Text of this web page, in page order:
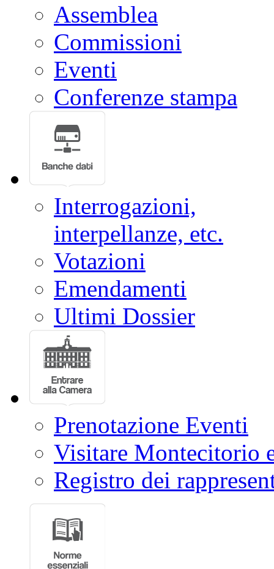
Assemblea
Commissioni
Eventi
Conferenze stampa
Interrogazioni,
interpellanze, etc.
Votazioni
Emendamenti
Ultimi Dossier
Prenotazione Eventi
Visitare Montecitorio
Registro dei